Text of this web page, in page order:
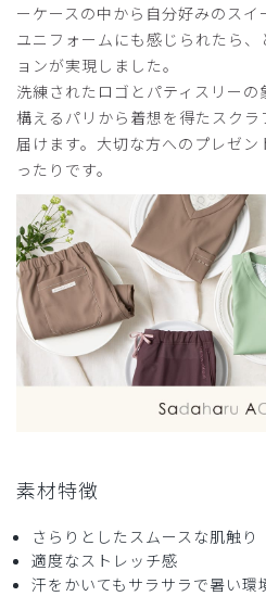
みろり様
購入確認済み
年齢: 20代 身長: 161-165cm
涼しく、シミになりにくくとて
商品：R66Scrub Canvas
クラブパンツ(男女兼用)/グリ
役に立った 0
ーケースの中から自分好みのス
ユニフォームにも感じられたら
ョンが実現しました。
洗練されたロゴとパティスリーの
構えるパリから着想を得たスク
届けます。大切な方へのプレゼ
ったりです。
素材特徴
さらりとしたスムースな肌触り
適度なストレッチ感
汗をかいてもサラサラで暑い環